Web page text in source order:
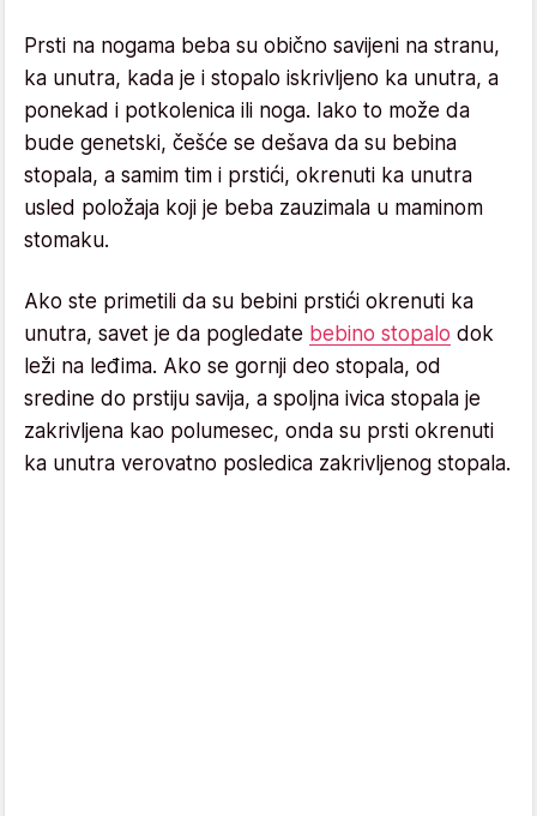
Prsti na nogama beba su obično savijeni na stranu,
ka unutra, kada je i stopalo iskrivljeno ka unutra, a
ponekad i potkolenica ili noga. Iako to može da
bude genetski, češće se dešava da su bebina
stopala, a samim tim i prstići, okrenuti ka unutra
usled položaja koji je beba zauzimala u maminom
stomaku.
Ako ste primetili da su bebini prstići okrenuti ka
unutra, savet je da pogledate bebino stopalo dok
leži na leđima. Ako se gornji deo stopala, od
sredine do prstiju savija, a spoljna ivica stopala je
zakrivljena kao polumesec, onda su prsti okrenuti
ka unutra verovatno posledica zakrivljenog stopala.